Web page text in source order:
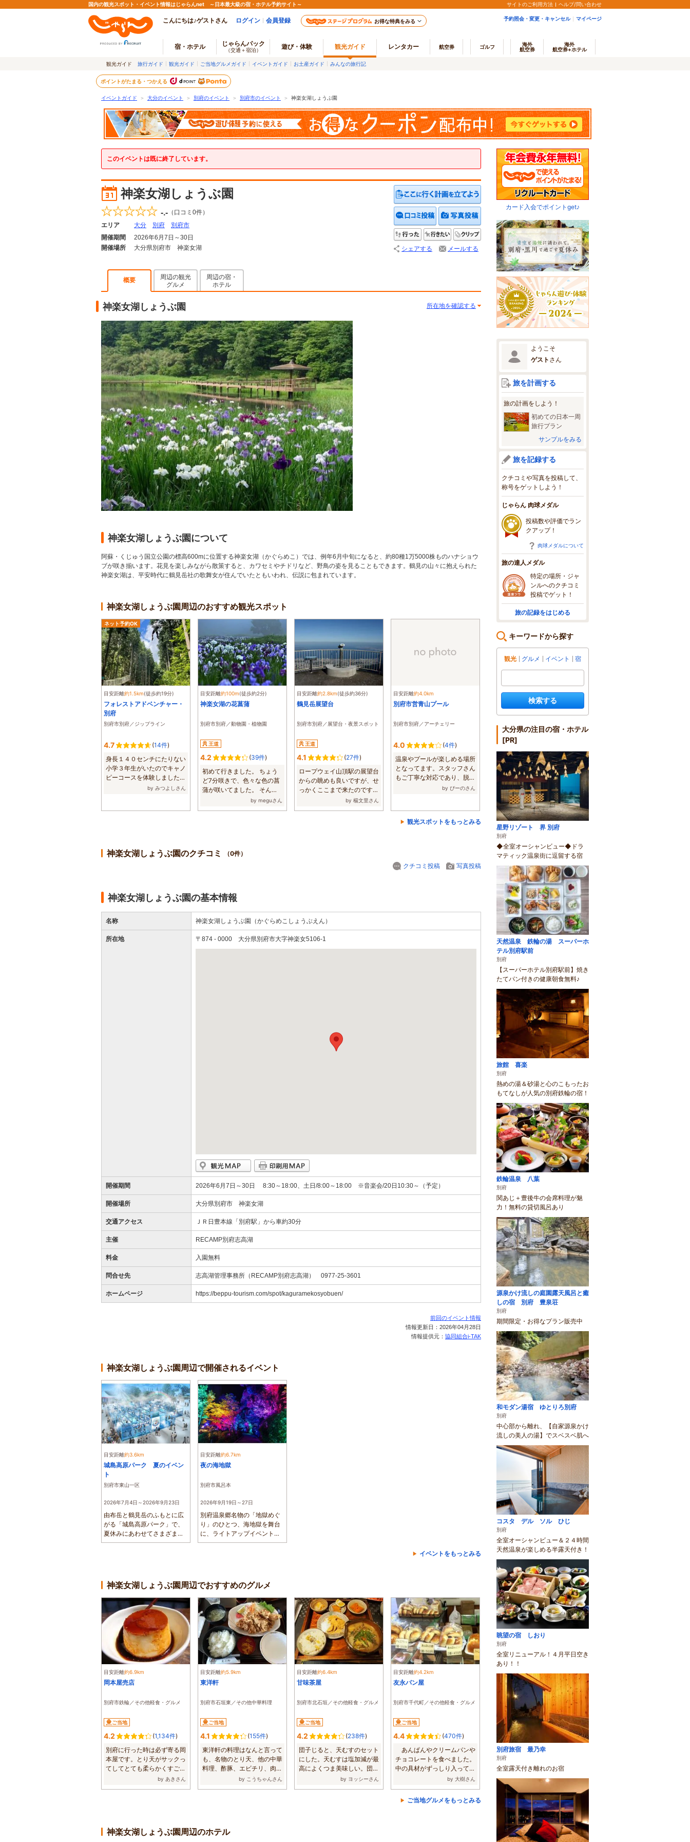
国内の観光スポット・イベント情報はじゃらんnet ～日本最大級の宿・ホテル予約サイト～ サイトのご利用方法 ヘルプ/問い合わせ
こんにちは♪ゲストさん ログイン 会員登録 お得な特典をみる 予約照会・変更・キャンセル マイページ
宿・ホテル じゃらんパック
（交通＋宿泊） 遊び・体験 観光ガイド レンタカー 航空券 ゴルフ
海外
航空券
海外
航空券+ホテル
観光ガイド 旅行ガイド 観光ガイド ご当地グルメガイド イベントガイド お土産ガイド みんなの旅行記
ポイントがたまる・つかえる
イベントガイド ＞ 大分のイベント ＞ 別府のイベント ＞ 別府市のイベント ＞ 神楽女湖しょうぶ園
このイベントは既に終了しています。
神楽女湖しょうぶ園
-.- （口コミ 0件）
エリア
大分 別府
別府市
開催期間
2026年6月7日～30日
開催場所
大分県別府市 神楽女湖
クチコミを投稿する写真を投稿する
行った 行きたい クリップ
シェアする メールする
概要
周辺の観光
グルメ
周辺の宿・
ホテル
神楽女湖しょうぶ園 所在地を確認する
神楽女湖しょうぶ園について
阿蘇・くじゅう国立公園の標高600mに位置する神楽女湖（かぐらめこ）では、例年6月中旬になると、約80種1万5000株ものハナショウ
ブが咲き揃います。花見を楽しみながら散策すると、カワセミやチドリなど、野鳥の姿を見ることもできます。鶴見の山々に抱えられた
神楽女湖は、平安時代に鶴見岳社の歌舞女が住んでいたともいわれ、伝説に包まれています。
神楽女湖しょうぶ園周辺のおすすめ観光スポット
ネット予約OK
目安距離約1.5km(徒歩約19分)
フォレストアドベンチャー・
別府
別府市別府／ジップライン
4.7 (14件)
身長１４０センチにたりない
小学３年生がいたのでキャノ
ピーコースを体験しました
が、小学校高学...by みつよしさん
目安距離約100m(徒歩約2分)
神楽女湖の花菖蒲
別府市別府／動物園・植物園
王道
4.2 (39件)
初めて行きました。 ちょう
ど7分咲きで、色々な色の菖
蒲が咲いてました。 そんな
by meguさん
目安距離約2.8km(徒歩約36分)
鶴見岳展望台
別府市別府／展望台・夜景スポット
王道
4.1 (27件)
ロープウェイ山頂駅の展望台
からの眺めも良いですが、せ
っかくここまで来たのですか
by 楊文里さん
目安距離約4.0km
別府市営青山プール
別府市別府／アーチェリー
4.0 (4件)
温泉やプールが楽しめる場所
となってます。スタッフさん
もご丁寧な対応であり、脱衣
by ぴーのさん
観光スポットをもっとみる
神楽女湖しょうぶ園のクチコミ
（0件）
クチコミ投稿
写真投稿
神楽女湖しょうぶ園の基本情報
名称 神楽女湖しょうぶ園（かぐらめこしょうぶえん）
所在地 〒874 - 0000 大分県別府市大字神楽女5106-1
開催期間 2026年6月7日～30日 8:30～18:00、土日/8:00～18:00 ※音楽会/20日10:30～（予定）
開催場所 大分県別府市 神楽女湖
交通アクセス ＪＲ日豊本線「別府駅」から車約30分
主催 RECAMP別府志高湖
料金 入園無料
問合せ先 志高湖管理事務所（RECAMP別府志高湖） 0977-25-3601
ホームページ https://beppu-tourism.com/spot/kaguramekosyobuen/
前回のイベント情報
情報更新日：2026年04月28日
情報提供元： 協同組合i-TAK
神楽女湖しょうぶ園周辺で開催されるイベント
目安距離約3.6km
城島高原パーク 夏のイベン
ト
別府市東山一区
2026年7月4日～2026年9月23日
由布岳と鶴見岳のふもとに広
がる「城島高原パーク」で、
夏休みにあわせてさまざまな
イベントが開...
目安距離約6.7km
夜の海地獄
別府市風呂本
2026年9月19日～27日
別府温泉郷名物の「地獄めぐ
り」のひとつ、海地獄を舞台
に、ライトアップイベント
「夜の海地獄」...
イベントをもっとみる
神楽女湖しょうぶ園周辺でおすすめのグルメ
目安距離約6.9km
岡本屋売店
別府市鉄輪／その他軽食・グルメ
ご当地
4.2 (1,134件)
別府に行った時は必ず寄る岡
本屋です。とり天がサックっ
てしてとても柔らかくすごく
by あきさん
目安距離約5.9km
東洋軒
別府市石垣東／その他中華料理
ご当地
4.1 (155件)
東洋軒の料理はなんと言って
も、名物のとり天、他の中華
料理、酢豚、エビチリ、肉団
子を食べまし...by こうちゃんさん
目安距離約6.4km
甘味茶屋
別府市北石垣／その他軽食・グルメ
ご当地
4.2 (238件)
団子じると、天むすのセット
にした。天むすは塩加減が最
高によくつま美味しい。団子
by ヨッシーさん
目安距離約4.2km
友永パン屋
別府市千代町／その他軽食・グルメ
ご当地
4.4 (470件)
あんぱんやクリームパンや
チョコレートを食べました。
中の具材がずっしり入って生
by 大樹さん
ご当地グルメをもっとみる
神楽女湖しょうぶ園周辺のホテル
カード入会でポイントget♪
ようこそ
ゲスト さん
旅を計画する
旅の計画をしよう！
初めての日本一周
旅行プラン
サンプルをみる
旅を記録する
クチコミや写真を投稿して、
称号をゲットしよう！
じゃらん 肉球メダル
投稿数や評価でラン
クアップ！
肉球メダルについて
旅の達人メダル
特定の場所・ジャ
ンルへのクチコミ
投稿でゲット！
旅の記録をはじめる
キーワードから探す
観光 グルメ イベント 宿
検索する
大分県の注目の宿・ホテル
[PR]
星野リゾート 界 別府
別府
◆全室オーシャンビュー◆ドラ
マティック温泉街に逗留する宿
天然温泉 鉄輪の湯 スーパーホ
テル別府駅前
別府
【スーパーホテル別府駅前】焼き
たてパン付きの健康朝食無料♪
旅館 喜楽
別府
熱めの湯＆砂湯と心のこもったお
もてなしが人気の別府鉄輪の宿！
鉄輪温泉 八葉
別府
関あじ＋豊後牛の会席料理が魅
力！無料の貸切風呂あり
源泉かけ流しの庭園露天風呂と癒
しの宿 別府 豊泉荘
別府
期間限定・お得なプラン販売中
和モダン湯宿 ゆとりろ別府
別府
中心部から離れ、【自家源泉かけ
流しの美人の湯】でスベスベ肌へ
コスタ デル ソル ひじ
別府
全室オーシャンビュー＆２４時間
天然温泉が楽しめる半露天付き！
眺望の宿 しおり
別府
全室リニューアル！４月平日空き
あり！！
別府旅宿 最乃幸
別府
全室露天付き離れのお宿